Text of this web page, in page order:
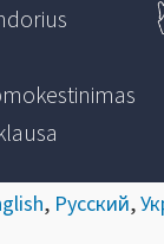
, Русский,